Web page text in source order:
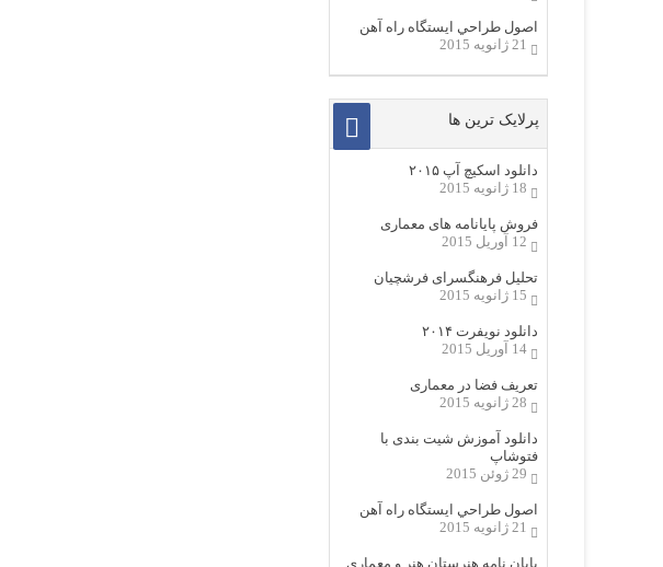
اصول طراحي ایستگاه راه آهن
21 ژانویه 2015
پرلایک ترین ها
دانلود اسکیچ آپ ۲۰۱۵
18 ژانویه 2015
فروش پایانامه های معماری
12 آوریل 2015
تحلیل فرهنگسرای فرشچیان
15 ژانویه 2015
دانلود نویفرت ۲۰۱۴
14 آوریل 2015
تعریف فضا در معماری
28 ژانویه 2015
دانلود آموزش شیت بندی با
فتوشاپ
29 ژوئن 2015
اصول طراحي ایستگاه راه آهن
21 ژانویه 2015
پایان نامه هنرستان هنر و معماري